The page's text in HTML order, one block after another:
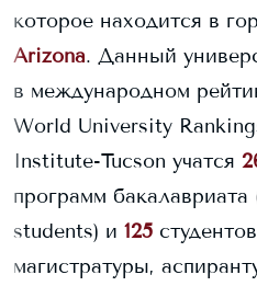
которое находится в
Arizona. Данный
в международном
World University
Institute-Tucson учатся
программ бакалавриата
students) и 125
магистратуры,